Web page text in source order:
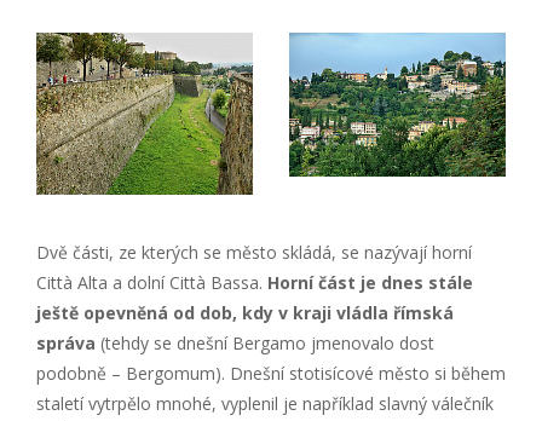
Dvě části, ze kterých se město skládá, se nazývají horní
Città Alta a dolní Città Bassa. Horní část je dnes stále
ještě opevněná od dob, kdy v kraji vládla římská
správa (tehdy se dnešní Bergamo jmenovalo dost
podobně – Bergomum). Dnešní stotisícové město si během
staletí vytrpělo mnohé, vyplenil je například slavný válečník